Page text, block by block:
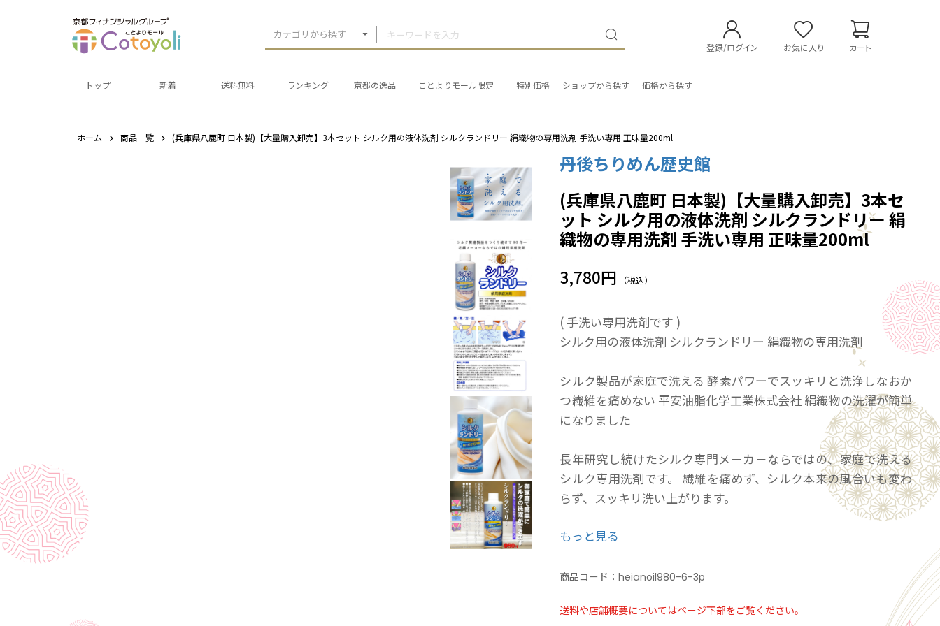
カテゴリから探す
登録/ログイン お気に入り カート
トップ 新着 送料無料 ランキング 京都の逸品 ことよりモール限定 特別価格 ショップから探す 価格から探す
ホーム 商品一覧 (兵庫県八鹿町 日本製)【大量購入卸売】3本セット シルク用の液体洗剤 シルクランドリー 絹織物の専用洗剤 手洗い専用 正味量200ml
丹後ちりめん歴史館
(兵庫県八鹿町 日本製)【大量購入卸売】3本セ
ット シルク用の液体洗剤 シルクランドリー 絹
織物の専用洗剤 手洗い専用 正味量200ml
3,780円 （税込）
( 手洗い専用洗剤です )
シルク用の液体洗剤 シルクランドリー 絹織物の専用洗剤
シルク製品が家庭で洗える 酵素パワーでスッキリと洗浄しなおか
つ繊維を痛めない 平安油脂化学工業株式会社 絹織物の洗濯が簡単
になりました
長年研究し続けたシルク専門メ－カ－ならではの、家庭で洗える
シルク専用洗剤です。 繊維を痛めず、シルク本来の風合いも変わ
らず、スッキリ洗い上がります。
■北近畿の平安油脂工業は繊維関係油剤の専門メーカーです。
いたしました。
斬新な技術によって開発されました「シルクランドリー」は、皆
様の大切なシルク衣類を風合い柔らかなままに
もっと見る
商品コード：heianoil980-6-3p
送料や店舗概要についてはページ下部をご覧ください。